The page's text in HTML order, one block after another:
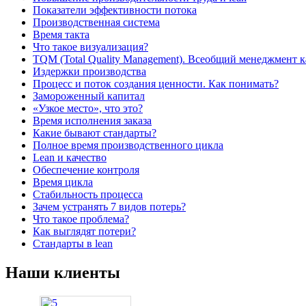
Показатели эффективности потока
Производственная система
Время такта
Что такое визуализация?
TQM (Total Quality Management). Всеобщий менеджмент
Издержки производства
Процесс и поток создания ценности. Как понимать?
Замороженный капитал
«Узкое место», что это?
Время исполнения заказа
Какие бывают стандарты?
Полное время производственного цикла
Lean и качество
Обеспечение контроля
Время цикла
Стабильность процесса
Зачем устранять 7 видов потерь?
Что такое проблема?
Как выглядят потери?
Стандарты в lean
Наши клиенты